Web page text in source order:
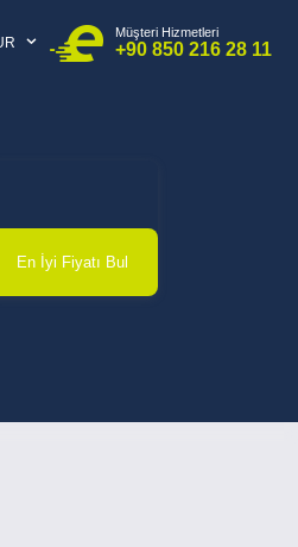
Müşteri Hizmetleri
+90 850 216 28 11
En İyi Fiyatı Bul